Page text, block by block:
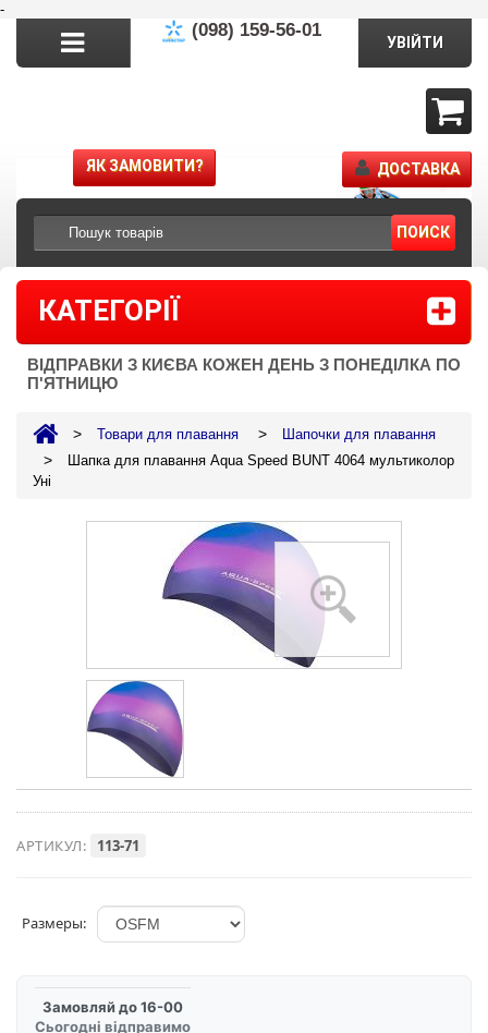
-
(098) 159-56-01
ПОИСК
УВІЙТИ
ЯК ЗАМОВИТИ? ДОСТАВКА
КАТЕГОРІЇ
ВІДПРАВКИ З КИЄВА КОЖЕН ДЕНЬ З ПОНЕДІЛКА ПО
П'ЯТНИЦЮ
> Товари для плавання > Шапочки для плавання
>
Шапка для плавання Aqua Speed BUNT 4064 мультиколор
Уні
АРТИКУЛ: 113-71
Размеры:
Замовляй до 16-00
Сьогодні відправимо